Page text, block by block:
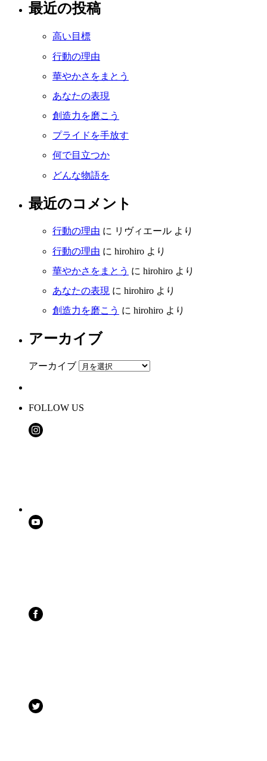
最近の投稿
高い目標
行動の理由
華やかさをまとう
あなたの表現
創造力を磨こう
プライドを手放す
何で目立つか
どんな物語を
最近のコメント
行動の理由 に リヴィエール より
行動の理由 に hirohiro より
華やかさをまとう に hirohiro より
あなたの表現 に hirohiro より
創造力を磨こう に hirohiro より
アーカイブ
アーカイブ
FOLLOW US